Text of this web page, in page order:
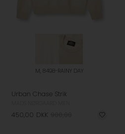
M, 8498-RAINY DAY
Urban Chase Strik
450,00 DKK